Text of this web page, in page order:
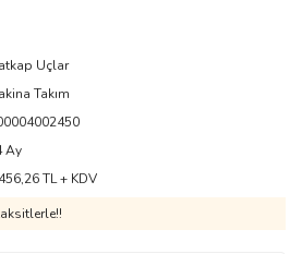
Uçlar
Takım
Ay
TL + KDV